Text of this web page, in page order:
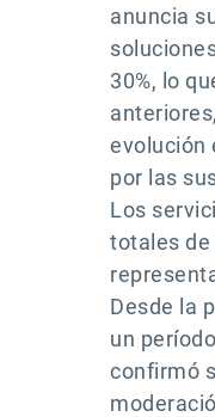
anuncia
30%, lo
evolución
por las
Los
totales de
Desde la
un
confirmó